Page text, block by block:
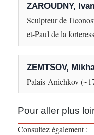
ZAROUDNY,
Sculpteur de
et-Paul de la
ZEMTSOV,
Palais Anichkov
Pour aller plus
Consultez également :